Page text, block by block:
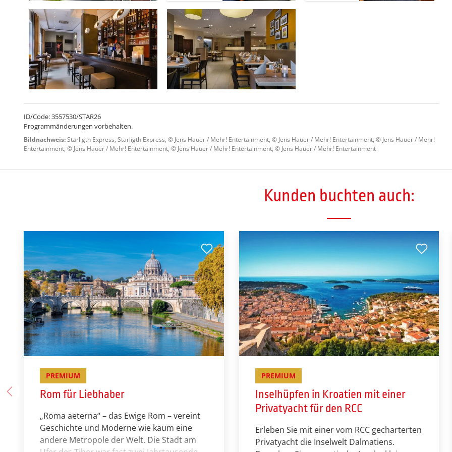
ID/Code: 3557530/STAR26
Programmänderungen vorbehalten.
Bildnachweis:Starligth Express, Starligth Express, © Jens Hauer / Mehr! Entertainment, © Jens Hauer / Mehr! Entertainment, © Jens Hauer / Mehr!
Entertainment, © Jens Hauer / Mehr! Entertainment, © Jens Hauer / Mehr! Entertainment, © Jens Hauer / Mehr! Entertainment
Kunden buchten auch:
PREMIUM
Rom für Liebhaber
­­­­„Roma aeterna“ – das Ewige Rom – vereint
Geschichte und Moderne wie kaum eine
andere Metropole der Welt. Die Stadt am
PREMIUM
Inselhüpfen in Kroatien mit einer
Privatyacht für den RCC
Erleben Sie mit einer vom RCC gecharterten
Privatyacht die Inselwelt Dalmatiens.